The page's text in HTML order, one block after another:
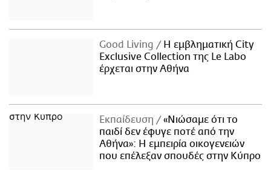
Good Living
Η εμβληματική City
Exclusive Collection της Le Labo
έρχεται στην Αθήνα
Εκπαίδευση
«Νιώσαμε ότι το
παιδί δεν έφυγε ποτέ από την
Αθήνα»: Η εμπειρία οικογενειών
που επέλεξαν σπουδές στην Κύπρο